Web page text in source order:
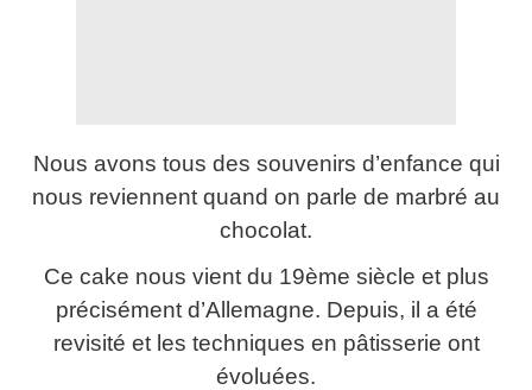
Nous avons tous des souvenirs d’enfance qui
nous reviennent quand on parle de marbré au
chocolat.
Ce cake nous vient du 19ème siècle et plus
précisément d’Allemagne. Depuis, il a été
revisité et les techniques en pâtisserie ont
évoluées.